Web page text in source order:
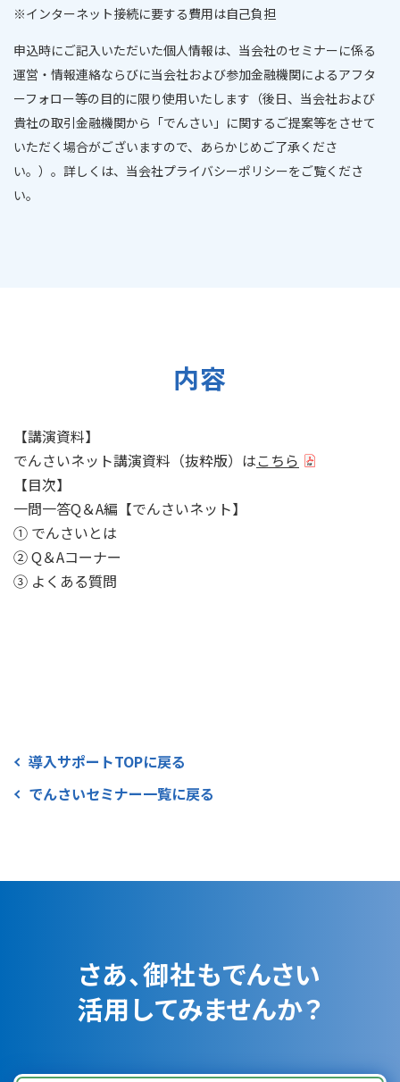
※インターネット接続に要する費用は自己負担
申込時にご記入いただいた個人情報は、当会社のセミナーに係る
運営・情報連絡ならびに当会社および参加金融機関によるアフタ
ーフォロー等の目的に限り使用いたします（後日、当会社および
貴社の取引金融機関から「でんさい」に関するご提案等をさせて
いただく場合がございますので、あらかじめご了承くださ
い。）。詳しくは、当会社プライバシーポリシーをご覧くださ
い。
内容
【講演資料】
でんさいネット講演資料（抜粋版）はこちら
【目次】
一問一答Q＆A編【でんさいネット】
① でんさいとは
② Q＆Aコーナー
③ よくある質問
導入サポートTOPに戻る
でんさいセミナー一覧に戻る
さあ、御社もでんさい
活用してみませんか？